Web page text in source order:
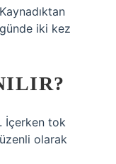
iki kez
İçerken tok
olarak